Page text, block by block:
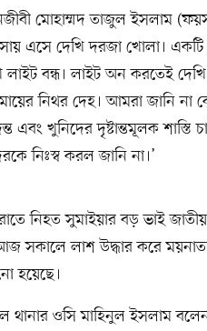
মোহাম্মদ তাজুল ইসলাম
এসে দেখি দরজা খোলা। একটি
লাইট বন্ধ। লাইট অন করতেই
নিথর দেহ। আমরা জানি না
এবং খুনিদের দৃষ্টান্তমূলক
নিঃস্ব করল জানি না।’
নিহত সুমাইয়ার বড় ভাই
সকালে লাশ উদ্ধার করে
হয়েছে।
থানার ওসি মাহিনুল ইসলাম